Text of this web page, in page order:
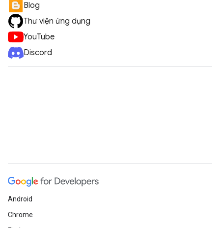
Blog
Thư viện ứng dụng
YouTube
Discord
Android
Chrome